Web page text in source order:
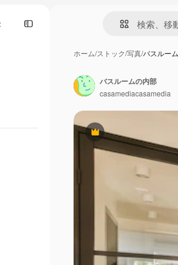
ホーム/ストック/写真/バスルー
Premium
バスルームの内部
casamediacasamedia